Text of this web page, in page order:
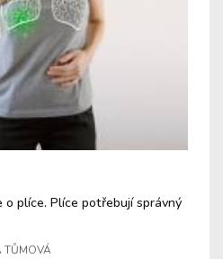
o plíce. Plíce potřebují správný
TŮMOVÁ